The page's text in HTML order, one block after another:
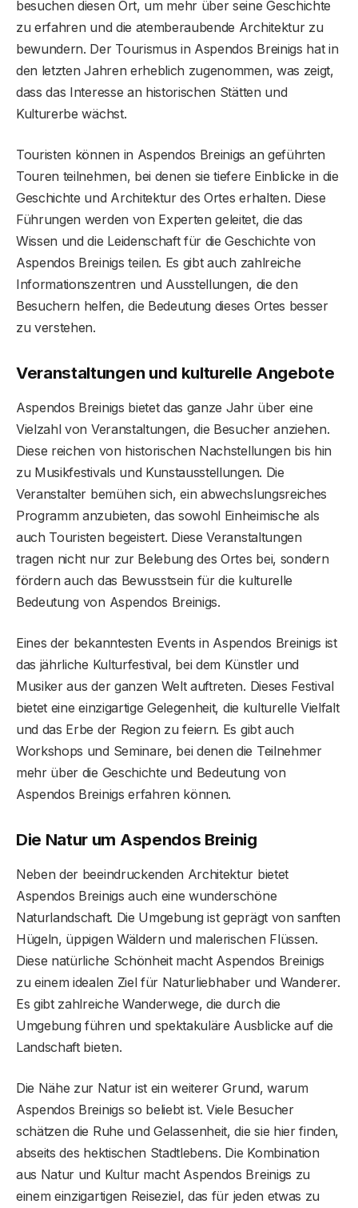
besuchen diesen Ort, um mehr über seine Geschichte
zu erfahren und die atemberaubende Architektur zu
bewundern. Der Tourismus in Aspendos Breinigs hat in
den letzten Jahren erheblich zugenommen, was zeigt,
dass das Interesse an historischen Stätten und
Kulturerbe wächst.
Touristen können in Aspendos Breinigs an geführten
Touren teilnehmen, bei denen sie tiefere Einblicke in die
Geschichte und Architektur des Ortes erhalten. Diese
Führungen werden von Experten geleitet, die das
Wissen und die Leidenschaft für die Geschichte von
Aspendos Breinigs teilen. Es gibt auch zahlreiche
Informationszentren und Ausstellungen, die den
Besuchern helfen, die Bedeutung dieses Ortes besser
zu verstehen.
Veranstaltungen und kulturelle Angebote
Aspendos Breinigs bietet das ganze Jahr über eine
Vielzahl von Veranstaltungen, die Besucher anziehen.
Diese reichen von historischen Nachstellungen bis hin
zu Musikfestivals und Kunstausstellungen. Die
Veranstalter bemühen sich, ein abwechslungsreiches
Programm anzubieten, das sowohl Einheimische als
auch Touristen begeistert. Diese Veranstaltungen
tragen nicht nur zur Belebung des Ortes bei, sondern
fördern auch das Bewusstsein für die kulturelle
Bedeutung von Aspendos Breinigs.
Eines der bekanntesten Events in Aspendos Breinigs ist
das jährliche Kulturfestival, bei dem Künstler und
Musiker aus der ganzen Welt auftreten. Dieses Festival
bietet eine einzigartige Gelegenheit, die kulturelle Vielfalt
und das Erbe der Region zu feiern. Es gibt auch
Workshops und Seminare, bei denen die Teilnehmer
mehr über die Geschichte und Bedeutung von
Aspendos Breinigs erfahren können.
Die Natur um Aspendos Breinig
Neben der beeindruckenden Architektur bietet
Aspendos Breinigs auch eine wunderschöne
Naturlandschaft. Die Umgebung ist geprägt von sanften
Hügeln, üppigen Wäldern und malerischen Flüssen.
Diese natürliche Schönheit macht Aspendos Breinigs
zu einem idealen Ziel für Naturliebhaber und Wanderer.
Es gibt zahlreiche Wanderwege, die durch die
Umgebung führen und spektakuläre Ausblicke auf die
Landschaft bieten.
Die Nähe zur Natur ist ein weiterer Grund, warum
Aspendos Breinigs so beliebt ist. Viele Besucher
schätzen die Ruhe und Gelassenheit, die sie hier finden,
abseits des hektischen Stadtlebens. Die Kombination
aus Natur und Kultur macht Aspendos Breinigs zu
einem einzigartigen Reiseziel, das für jeden etwas zu